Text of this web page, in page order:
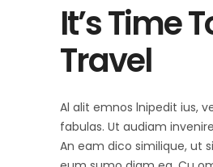
It’s Time
Travel
Al alit emnos lnipedit ius,
fabulas. Ut audiam
An eam dico similique, ut